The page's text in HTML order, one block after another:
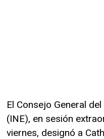
El Consejo General
(INE), en sesión
viernes, designó a